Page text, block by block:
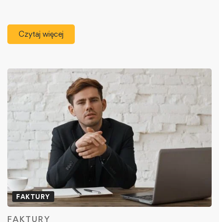
Czytaj więcej
FAKTURY
FAKTURY